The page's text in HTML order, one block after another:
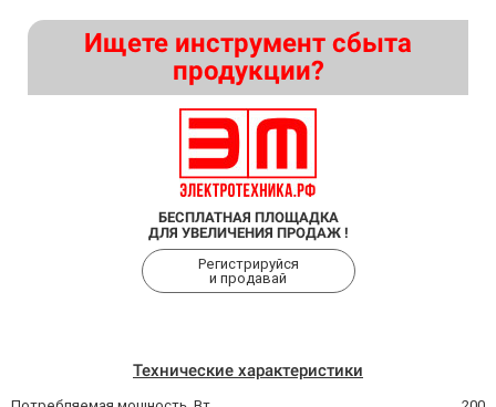
Ищете инструмент сбыта
продукции?
БЕСПЛАТНАЯ ПЛОЩАДКА
ДЛЯ УВЕЛИЧЕНИЯ ПРОДАЖ !
Регистрируйся
и продавай
Технические характеристики